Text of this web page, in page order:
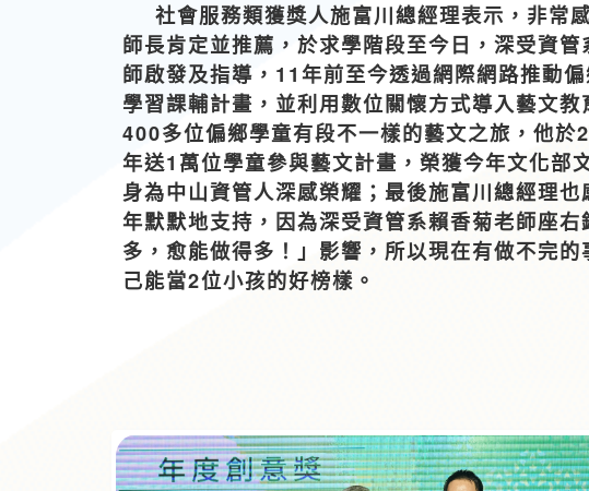
社會服務類獲獎人施富川總經理表示，非常
師長肯定並推薦，於求學階段至今日，深受資管
師啟發及指導，11年前至今透過網際網路推動
學習課輔計畫，並利用數位關懷方式導入藝文教
400多位偏鄉學童有段不一樣的藝文之旅，他於
年送1萬位學童參與藝文計畫，榮獲今年文化部
身為中山資管人深感榮耀；最後施富川總經理也
年默默地支持，因為深受資管系賴香菊老師座右
多，愈能做得多！」影響，所以現在有做不完的
己能當2位小孩的好榜樣。